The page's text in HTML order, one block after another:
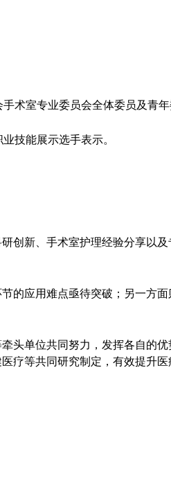
术室专业委员会全体委员及青年
技能展示选手表示。
创新、手术室护理经验分享以
的应用难点亟待突破；另一方
头单位共同努力，发挥各自的
疗等共同研究制定，有效提升